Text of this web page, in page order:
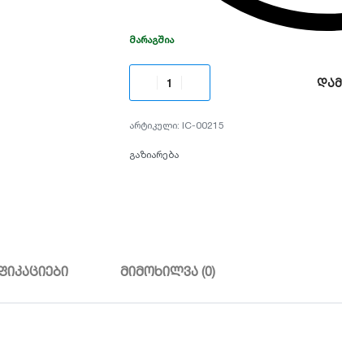
ᲛᲐᲠᲐᲒᲨᲘᲐ
IC-00215
გაზიარება
მიმოხილვა (0)